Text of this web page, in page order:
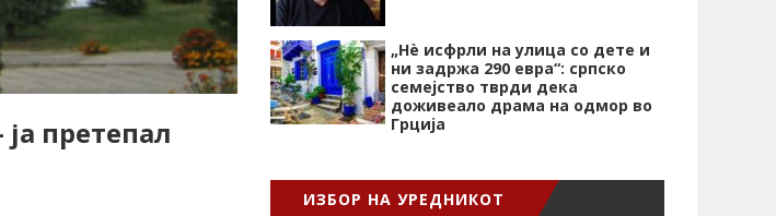
претепал
„Нѐ исфрли на улица со дете и
ни задржа 290 евра“: српско
семејство тврди дека
доживеало драма на одмор во
Грција
ИЗБОР НА УРЕДНИКОТ